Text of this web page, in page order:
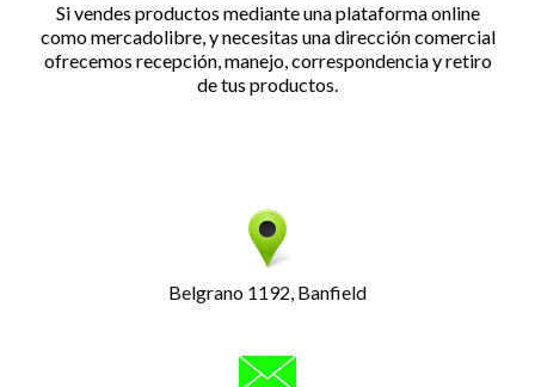
Si vendes productos mediante una plataforma online
como mercadolibre, y necesitas una dirección comercial
ofrecemos recepción, manejo, correspondencia y retiro
de tus productos.
Belgrano 1192, Banfield